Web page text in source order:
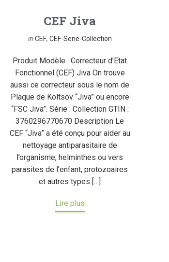
CEF Jiva
in CEF, CEF-Serie-Collection
Produit Modèle : Correcteur d’Etat
Fonctionnel (CEF) Jiva On trouve
aussi ce correcteur sous le nom de
Plaque de Koltsov “Jiva” ou encore
“FSC Jiva”. Série : Collection GTIN :
3760296770670 Description Le
CEF “Jiva” a été conçu pour aider au
nettoyage antiparasitaire de
l’organisme, helminthes ou vers
parasites de l’enfant, protozoaires
et autres types […]
Lire plus